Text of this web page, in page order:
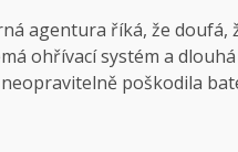
agentura říká, že
ohřívací systém a
poškodila